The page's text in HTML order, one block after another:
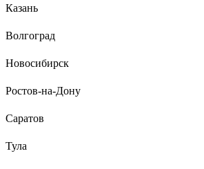
Казань
Волгоград
Новосибирск
Ростов-на-Дону
Саратов
Тула